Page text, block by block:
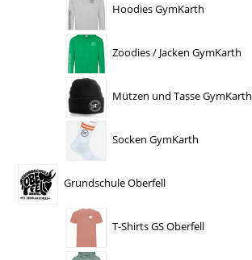
Hoodies GymKarth
Zoodies / Jacken GymKarth
Mützen und Tasse GymKarth
Socken GymKarth
Grundschule Oberfell
T-Shirts GS Oberfell